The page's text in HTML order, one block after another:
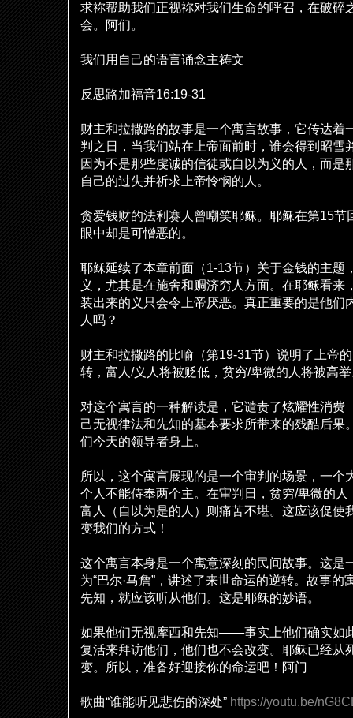
求祢帮助我们正视祢对我们生命的呼召，在破碎
会。阿们。
我们用自己的语言诵念主祷文
反思路加福音16:19-31
财主和拉撒路的故事是一个寓言故事，它传达着
判之日，当我们站在上帝面前时 ， 谁会得到昭雪
因 为不是那些虔诚的信徒或自以为义 的人，而是
自己的过失并祈求上帝怜悯的人。
贪爱钱财的法利 赛 人曾嘲笑耶稣。耶稣在第15节
眼中却是可憎恶的。
耶稣延续了本章前面（1-13节）关于金钱的主题
义 ，尤其是在施舍和赒济穷 人方面。在耶稣看来
装出来的 义 只会令上帝厌恶。真正重要的是他们
人 吗 ？
财主和拉撒路的比喻 （第19-31节） 说明了上帝
转 ，富人 /义 人将被贬低， 贫穷/卑微的人将被高举
对这个寓言的一种解读是，它谴责了炫耀性消费
己无视律法和先知的基本要求所带来的残酷后果
们今天的领导者身上。
所以， 这个寓言展现的是一个审判的场景，一个
个人不能侍奉两个主。在审判日， 贫穷/卑微的人
富人（自以为是的人） 则 痛苦不堪。 这应该促使
变我们的方式！
这个寓言本身是一个寓意深刻的民间故事。 这是
为“巴尔·马詹” ， 讲述了来世命运的逆转。故事的
先知，就应该听从他们。 这是耶稣的妙语。
如果他们无视摩西和先知——事实 上他们确实如
复活来拜访他们 ，他们也不会改变。耶稣已经从
变。所以，准备好迎接你的命运吧！阿门
歌曲“谁能听见悲伤的深处” https://youtu.be/